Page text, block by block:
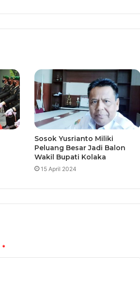
Sosok Yusrianto Miliki
Peluang Besar Jadi Balon
Wakil Bupati Kolaka
15 April 2024
*